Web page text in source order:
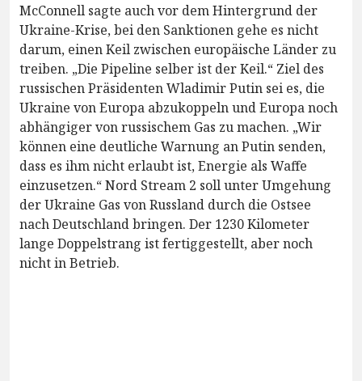
McConnell sagte auch vor dem Hintergrund der
Ukraine-Krise, bei den Sanktionen gehe es nicht
darum, einen Keil zwischen europäische Länder zu
treiben. „Die Pipeline selber ist der Keil.“ Ziel des
russischen Präsidenten Wladimir Putin sei es, die
Ukraine von Europa abzukoppeln und Europa noch
abhängiger von russischem Gas zu machen. „Wir
können eine deutliche Warnung an Putin senden,
dass es ihm nicht erlaubt ist, Energie als Waffe
einzusetzen.“ Nord Stream 2 soll unter Umgehung
der Ukraine Gas von Russland durch die Ostsee
nach Deutschland bringen. Der 1230 Kilometer
lange Doppelstrang ist fertiggestellt, aber noch
nicht in Betrieb.